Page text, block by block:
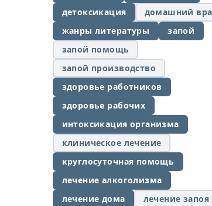
детоксикация
домашний
жанры литературы
запой
запой помощь
запой производство
здоровье работников
здоровье рабочих
интоксикация организма
клиническое лечение
круглосуточная помощь
лечение алкоголизма
лечение дома
лечение запоя